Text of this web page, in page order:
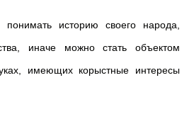
историю своего народа,
иначе можно стать объектом
имеющих корыстные интересы